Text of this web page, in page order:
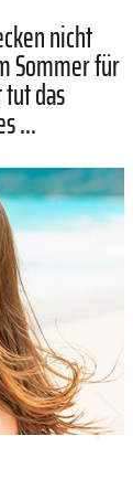
nicht
Sommer für
das
...